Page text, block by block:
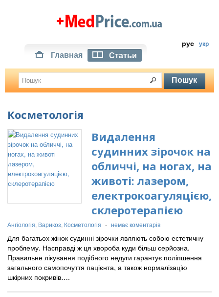
рус укр
Главная Статьи
Косметологія
Видалення
судинних зірочок на
обличчі, на ногах, на
животі: лазером,
електрокоагуляцією,
склеротерапією
Ангіологія, Варикоз, Косметологія - немає коментарів
Для багатьох жінок судинні зірочки являють собою естетичну
проблему. Насправді ж ця хвороба куди більш серйозна.
Правильне лікування подібного недуги гарантує поліпшення
загального самопочуття пацієнта, а також нормалізацію
шкірних покривів….